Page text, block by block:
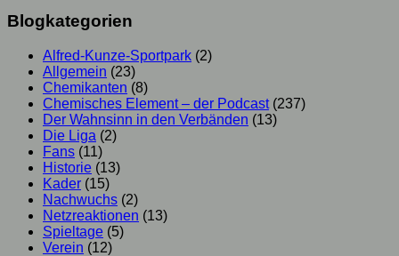
Blogkategorien
Alfred-Kunze-Sportpark (2)
Allgemein (23)
Chemikanten (8)
Chemisches Element – der Podcast(237)
Der Wahnsinn in den Verbänden (13)
Die Liga (2)
Fans (11)
Historie (13)
Kader (15)
Nachwuchs (2)
Netzreaktionen (13)
Spieltage (5)
Verein (12)